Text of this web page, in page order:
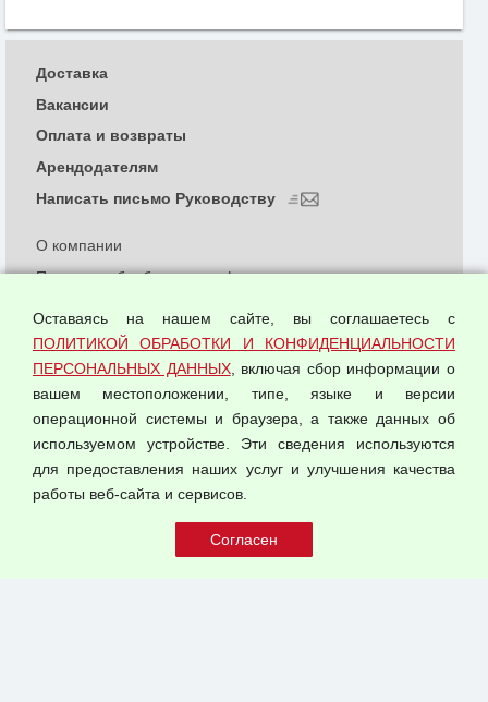
© 2026 ООО "Феникс"
О компании
Политика обработки и конфиденциальности
Согласием на обработку персональных данных
Оферта оптовой купли-продажи
Публичная оферта
Доставка
Вакансии
Оплата и возвраты
Арендодателям
Написать письмо Руководству
Оставаясь на нашем сайте, вы соглашаетесь с
ПОЛИТИКОЙ ОБРАБОТКИ И КОНФИДЕНЦИАЛЬНОСТИ
ПЕРСОНАЛЬНЫХ ДАННЫХ, включая сбор информации о
вашем местоположении, типе, языке и версии
операционной системы и браузера, а также данных об
используемом устройстве. Эти сведения используются
для предоставления наших услуг и улучшения качества
работы веб-сайта и сервисов.